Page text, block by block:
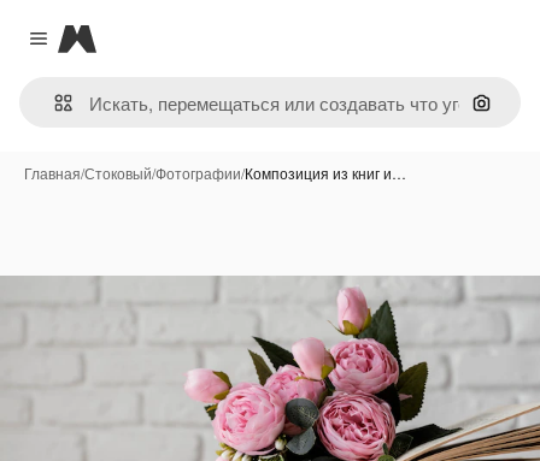
Close menu
Magnific
Поиск
Главная/Стоковый/Фотографии/Композиция из книг и…